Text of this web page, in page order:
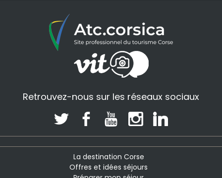
Retrouvez-nous sur les réseaux sociaux
La destination Corse
Offres et idées séjours